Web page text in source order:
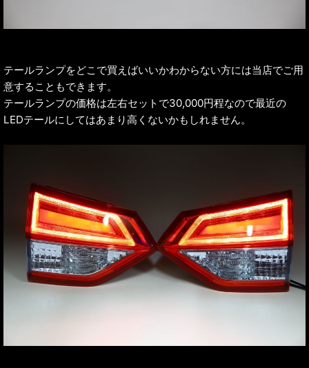
テールランプをどこで買えばいいかわからない方には当店でご用
意することもできます。
テールランプの価格は左右セットで30,000円程なので最近の
LEDテールにしてはあまり高くないかもしれません。